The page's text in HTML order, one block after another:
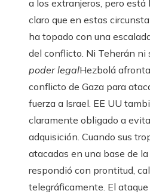
a los extranjeros, pero
claro que en estas
ha topado con una
del conflicto. Ni Teherán ni
poder legalHezbolá
conflicto de Gaza para
fuerza a Israel. EE UU
claramente obligado a
adquisición. Cuando sus
atacadas en una base de la
respondió con prontitud,
telegráficamente. El